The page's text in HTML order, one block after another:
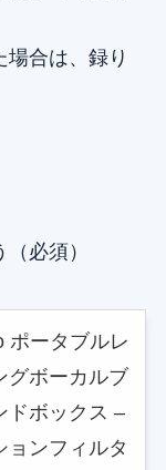
合は、録り
必須）
ポータブルレ
グボーカルブ
ドボックス –
ョンフィルタ